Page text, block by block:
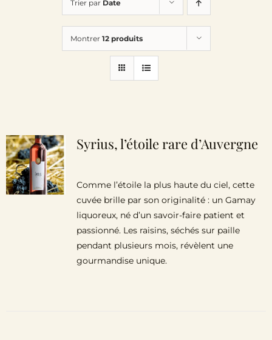
Le Domaine
Œnotourisme
Actualités
Partenaires
Contactez-nous
Trier par Date
Montrer 12 produits
Syrius, l’étoile rare d’Auvergne
Comme l’étoile la plus haute du ciel, cette
cuvée brille par son originalité : un Gamay
liquoreux, né d’un savoir-faire patient et
passionné. Les raisins, séchés sur paille
pendant plusieurs mois, révèlent une
gourmandise unique.